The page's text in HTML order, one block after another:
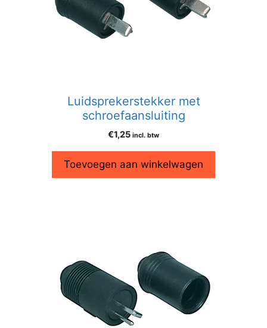
Luidsprekerstekker met
schroefaansluiting
€1,25 incl. btw
Toevoegen aan winkelwagen